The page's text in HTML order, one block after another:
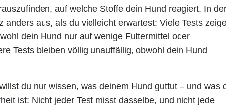
auf welche Stoffe dein Hund reagiert. In der
anders aus, als du vielleicht erwartest: Viele Tests
dein Hund nur auf wenige Futtermittel oder
Tests bleiben völlig unauffällig, obwohl dein Hund
du nur wissen, was deinem Hund guttut – und was
ist: Nicht jeder Test misst dasselbe, und nicht jede